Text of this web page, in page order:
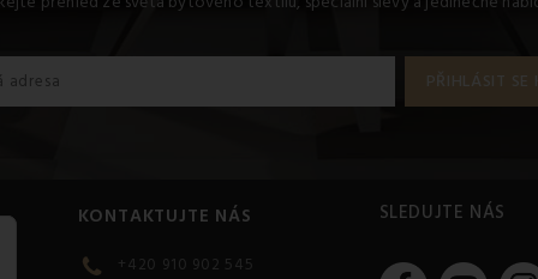
KONTAKTUJTE NÁS
+420 910 902 545
SLEDUJTE NÁS